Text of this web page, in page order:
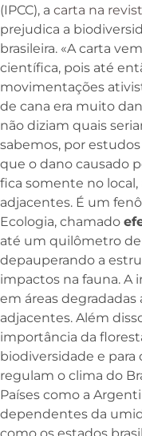
(IPCC), a carta na
prejudica a
brasileira. «A carta
científica, pois até
movimentações
de cana era muito
não diziam quais
sabemos, por
que o dano causado
fica somente no
adjacentes. É um
Ecologia, chamado
até um quilômetro
depauperando a
impactos na fauna. A
em áreas degradadas
adjacentes. Além
importância da
biodiversidade e para
regulam o clima do
Países como a
dependentes da